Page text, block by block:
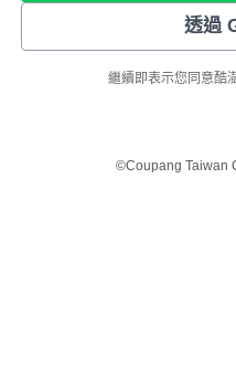
透過
繼續即表示您同意酷
©Coupang Taiwan